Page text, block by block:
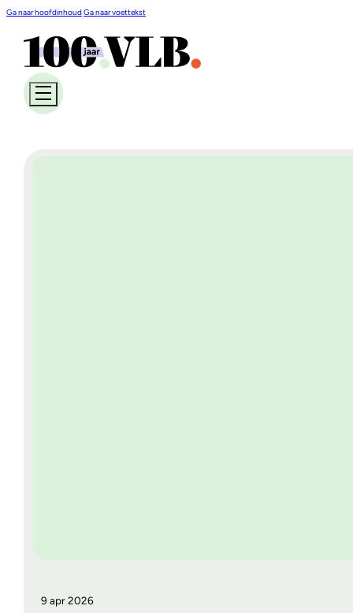
Ga naar hoofdinhoudGa naar voettekst
9 apr 2026